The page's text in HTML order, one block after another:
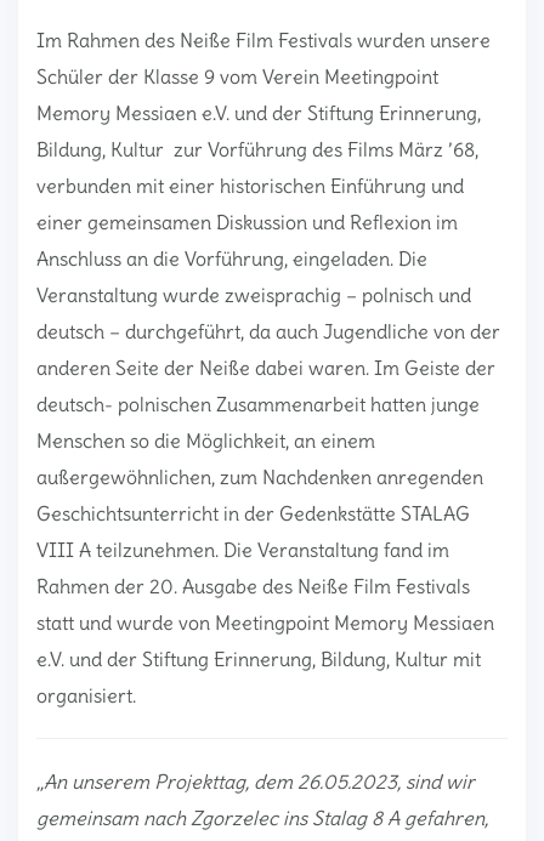
Im Rahmen des Neiße Film Festivals wurden unsere
Schüler der Klasse 9 vom Verein Meetingpoint
Memory Messiaen e.V. und der Stiftung Erinnerung,
Bildung, Kultur zur Vorführung des Films März ’68,
verbunden mit einer historischen Einführung und
einer gemeinsamen Diskussion und Reflexion im
Anschluss an die Vorführung, eingeladen. Die
Veranstaltung wurde zweisprachig – polnisch und
deutsch – durchgeführt, da auch Jugendliche von der
anderen Seite der Neiße dabei waren. Im Geiste der
deutsch- polnischen Zusammenarbeit hatten junge
Menschen so die Möglichkeit, an einem
außergewöhnlichen, zum Nachdenken anregenden
Geschichtsunterricht in der Gedenkstätte STALAG
VIII A teilzunehmen. Die Veranstaltung fand im
Rahmen der 20. Ausgabe des Neiße Film Festivals
statt und wurde von Meetingpoint Memory Messiaen
e.V. und der Stiftung Erinnerung, Bildung, Kultur mit
organisiert.
„An unserem Projekttag, dem 26.05.2023, sind wir
gemeinsam nach Zgorzelec ins Stalag 8 A gefahren,